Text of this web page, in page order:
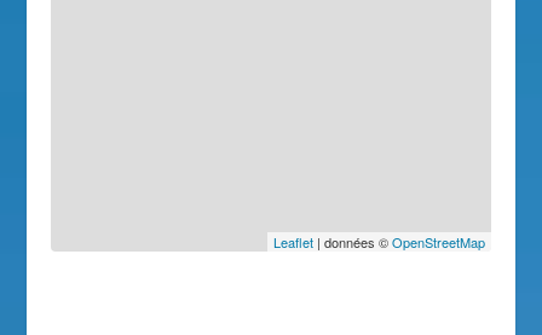
Leaflet| données ©OpenStreetMap